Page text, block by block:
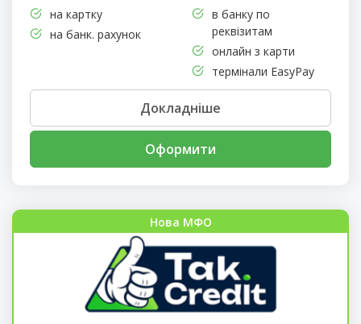
на картку
на банк. рахунок
в банку по
реквізитам
онлайн з карти
термінали EasyPay
Докладніше
Оформити
Нова МФО